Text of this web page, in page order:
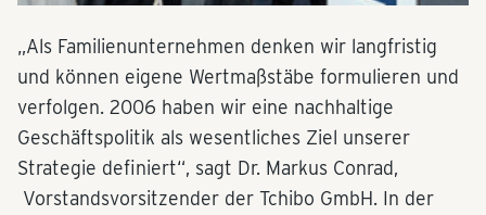
„Als Familienunternehmen denken wir langfristig
und können eigene Wertmaßstäbe formulieren und
verfolgen. 2006 haben wir eine nachhaltige
Geschäftspolitik als wesentliches Ziel unserer
Strategie definiert“, sagt Dr. Markus Conrad,
Vorstandsvorsitzender der Tchibo GmbH. In der